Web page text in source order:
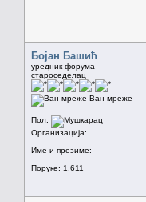
Бојан Башић
уредник форума
староседелац
Ван мреже
Пол:
Организација:
Име и презиме:
Поруке: 1.611